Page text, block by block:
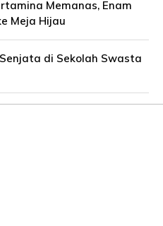
Memanas, Enam
Meja Hijau
di Sekolah Swasta